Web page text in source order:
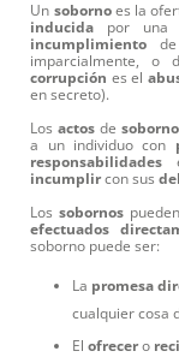
Un sobornoes la
inducida por
incumplimiento
imparcialmente, o
corrupción es el
en secreto).
Losactos desoborno
a un individuo con
responsabilidades
incumplir con sus
Los sobornos
efectuados
soborno puede ser:
La promesa
cualquier cosa
Elofrecer o